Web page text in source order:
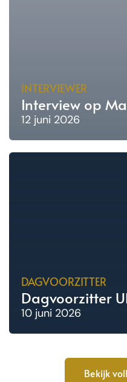
INTERVIEWER
Interview op
12 juni 2026
DAGVOORZITTER
Dagvoorzitter
10 juni 2026
Bekijk